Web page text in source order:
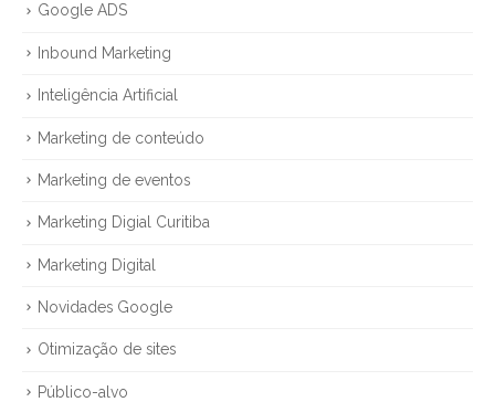
Google ADS
Inbound Marketing
Inteligência Artificial
Marketing de conteúdo
Marketing de eventos
Marketing Digial Curitiba
Marketing Digital
Novidades Google
Otimização de sites
Público-alvo